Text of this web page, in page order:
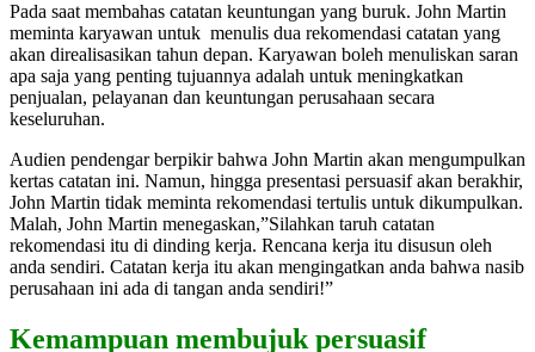
Pada saat membahas catatan keuntungan yang buruk. John Martin
meminta karyawan untuk menulis dua rekomendasi catatan yang
akan direalisasikan tahun depan. Karyawan boleh menuliskan saran
apa saja yang penting tujuannya adalah untuk meningkatkan
penjualan, pelayanan dan keuntungan perusahaan secara
keseluruhan.
Audien pendengar berpikir bahwa John Martin akan mengumpulkan
kertas catatan ini. Namun, hingga presentasi persuasif akan berakhir,
John Martin tidak meminta rekomendasi tertulis untuk dikumpulkan.
Malah, John Martin menegaskan,”Silahkan taruh catatan
rekomendasi itu di dinding kerja. Rencana kerja itu disusun oleh
anda sendiri. Catatan kerja itu akan mengingatkan anda bahwa nasib
perusahaan ini ada di tangan anda sendiri!”
Kemampuan membujuk persuasif